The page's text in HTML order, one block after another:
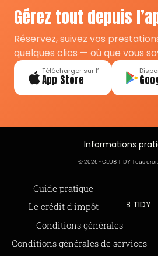
Gérez tout depuis
Réservez, suivez vos
quelques clics — où que vous
Télécharger sur l’
App Store
Informations
Guide pratique
Le crédit d’impôt
Offre de parrainage 50-50
FAQ
© 2026 - CLUB TIDY Tous
Informations légales
Conditions générales
Conditions générales de services
CLUB TIDY
59000 LILLE